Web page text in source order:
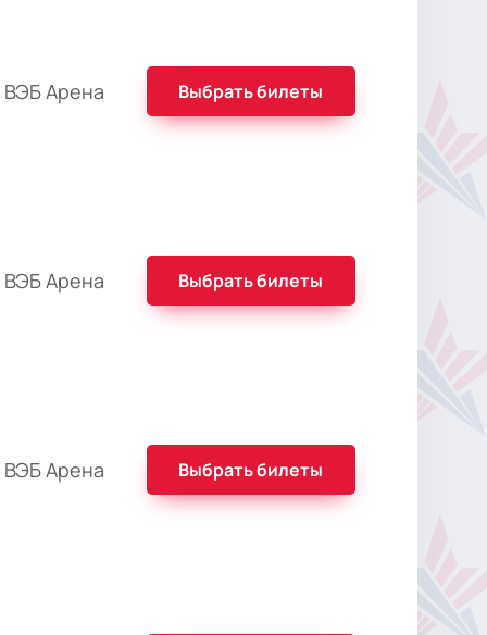
Арена Выбрать билеты
Арена Выбрать билеты
Арена Выбрать билеты